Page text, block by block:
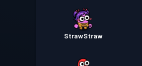
StrawStraw